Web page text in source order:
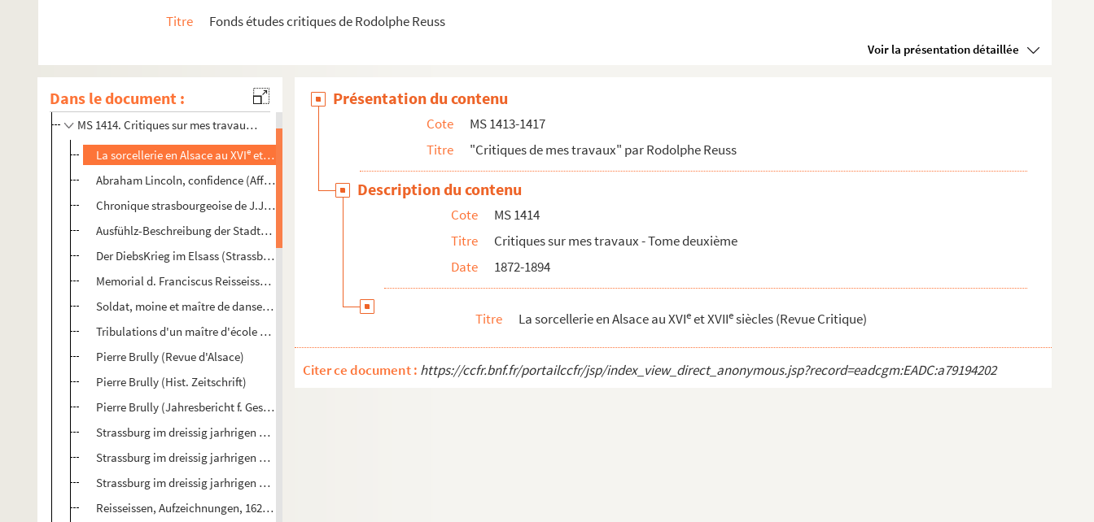
Titre
Fonds études critiques de Rodolphe Reuss
Voir la présentation détaillée
Dans le document :
MS 1413-1417. "Critiques de mes travaux" par Rodolphe Reuss
MS 1413. Articles critiques sur les ouvrages, conférences, etc., de Rodolphe Reuss
MS 1414. Critiques sur mes travaux - Tome deuxième
La sorcellerie en Alsace au XVIe et XVII
Abraham Lincoln, confidence (Affiches de Strasbourg)
Chronique strasbourgeoise de J.J Meyer (Revue d'Alsace)
Ausfühlz-Beschreibung der Stadt-Strassburg (Revue d'Alsace)
Der DiebsKrieg im Elsass (Strassb. Zeitung)
Memorial d. Franciscus Reisseissen (Sybel, H. Z)
Soldat, moine et maître de danse (Revue d'Alsace)
Tribulations d'un maître d'école de la Robertsau (Revue d'Alsace)
Pierre Brully (Revue d'Alsace)
Pierre Brully (Hist. Zeitschrift)
Pierre Brully (Jahresbericht f. Geschichte wissenschaft)
Strassburg im dreissig jarhrigen Kriege (Magazin f. Litt. d. Auslandes)
Strassburg im dreissig jarhrigen Kriege (Historischen Mitteilungen)
Strassburg im dreissig jarhrigen Kriege (Jahresbericht f. Geschichtswissenschaft)
Reisseissen, Aufzeichnungen, 1627-1677 (Sybel, H.Z)
Présentation du contenu
Cote
MS 1413-1417
Titre
"Critiques de mes travaux" par Rodolphe Reuss
Description du contenu
Cote
MS 1414
Titre
Critiques sur mes travaux - Tome deuxième
Date
1872-1894
Titre La sorcellerie en Alsace au XVIeet XVIIesiècles (Revue Critique)
Citer ce document : https://ccfr.bnf.fr/portailccfr/jsp/index_view_direct_anonymous.jsp?record=eadcgm:EADC:a79194202